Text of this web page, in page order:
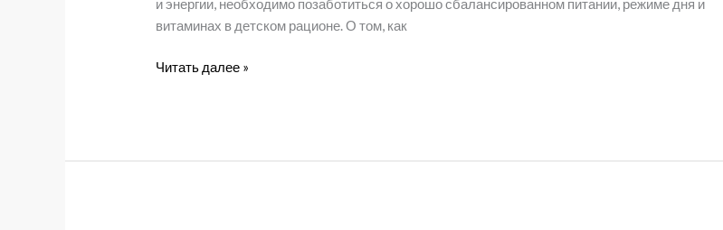
витаминах в детском рационе. О том, как
Без
Читать далее »